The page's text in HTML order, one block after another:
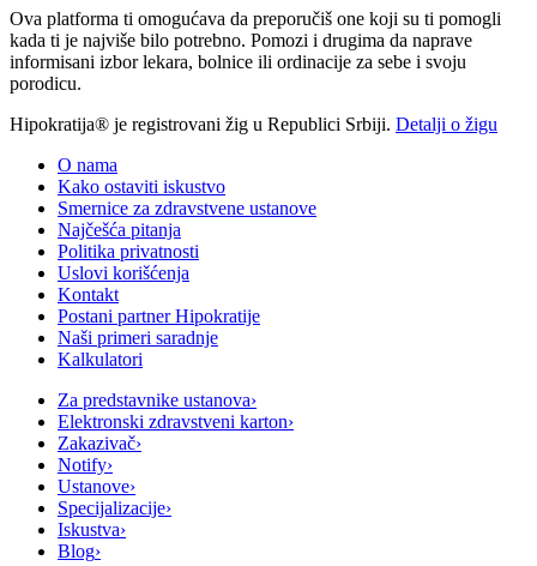
Ova platforma ti omogućava da preporučiš one koji su ti pomogli
kada ti je najviše bilo potrebno. Pomozi i drugima da naprave
informisani izbor lekara, bolnice ili ordinacije za sebe i svoju
porodicu.
Hipokratija® je registrovani žig u Republici Srbiji. Detalji o žigu
O nama
Kako ostaviti iskustvo
Smernice za zdravstvene ustanove
Najčešća pitanja
Politika privatnosti
Uslovi korišćenja
Kontakt
Postani partner Hipokratije
Naši primeri saradnje
Kalkulatori
Za predstavnike ustanova›
Elektronski zdravstveni karton›
Zakazivač›
Notify›
Ustanove›
Specijalizacije›
Iskustva›
Blog›